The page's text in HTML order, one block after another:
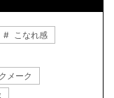
こなれ感
メーク